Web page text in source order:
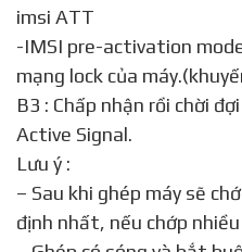
imsi ATT
-IMSI pre-activation
mạng lock của
B3 : Chấp nhận rồi chời
Active Signal.
Lưu ý :
– Sau khi ghép máy sẽ
định nhất, nếu chớp